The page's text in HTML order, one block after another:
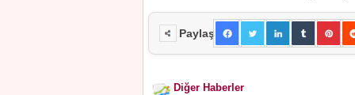
Paylaş
Diğer Haberler